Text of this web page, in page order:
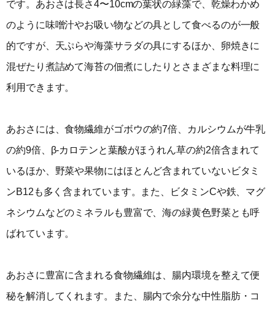
です。あおさは長さ4〜10cmの葉状の緑藻で、乾燥わかめ
のように味噌汁やお吸い物などの具として食べるのが一般
的ですが、天ぷらや海藻サラダの具にするほか、卵焼きに
混ぜたり煮詰めて海苔の佃煮にしたりとさまざまな料理に
利用できます。
あおさには、食物繊維がゴボウの約7倍、カルシウムが牛乳
の約9倍、β-カロテンと葉酸がほうれん草の約2倍含まれて
いるほか、野菜や果物にはほとんど含まれていないビタミ
ンB12も多く含まれています。また、ビタミンCや鉄、マグ
ネシウムなどのミネラルも豊富で、海の緑黄色野菜とも呼
ばれています。
あおさに豊富に含まれる食物繊維は、腸内環境を整えて便
秘を解消してくれます。また、腸内で余分な中性脂肪・コ